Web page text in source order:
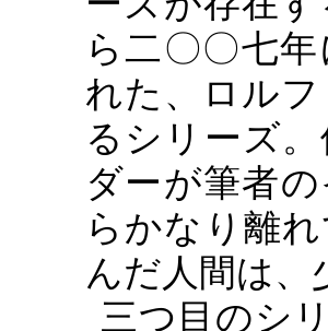
ら二〇〇七
れた、ロル
るシリーズ
ダーが筆者
らかなり離
んだ人間は、
三つ目のシ